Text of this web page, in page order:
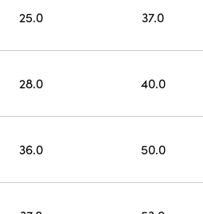
25.0 37.0
28.0 40.0
36.0 50.0